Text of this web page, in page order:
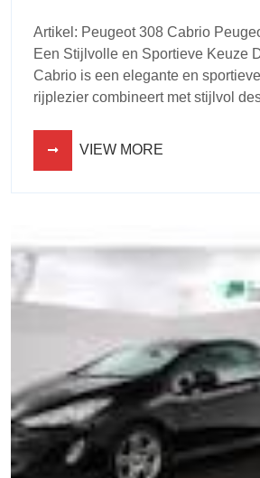
Artikel: Peugeot 308 Cabrio
Een Stijlvolle en Sportieve Keuze
Cabrio is een elegante en
rijplezier combineert met stijlvol
VIEW MORE